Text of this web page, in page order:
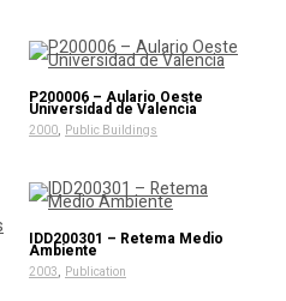
P200006 – Aulario Oeste
Universidad de Valencia
2000, Public Buildings
IDD200301 – Retema Medio
Ambiente
2003, Publication